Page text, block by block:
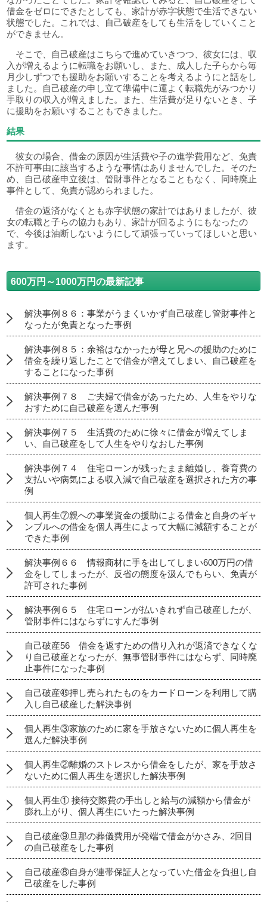
借金をゼロにできたとしても、家計が赤字状態で生活できない
状態でした。これでは、自己破産をしても生活をしていくこと
ができません。
そこで、自己破産はこちらで進めていきつつ、彼女には、収
入が増えるように転職をお願いし、また、成人した子らから毎
月少しずつでも援助をお願いすることを考えるようにと話をし
ました。自己破産の申し立て準備中に運よく転職先がみつかり
手取りの収入が増えました。また、生活費が足りないとき、子
に援助をお願いすることもできました。
結果
彼女の場合、借金の原因が生活費や子の進学費用など、免責
不許可事由に該当するような事情はありませんでした。そのた
め、自己破産申立後は、管財事件となることもなく、同時廃止
事件として、免責が認められました。
借金の返済がなくとも赤字状態の家計ではありましたが、彼
女の転職と子らの協力もあり、家計が回るようにもなったの
で、今後は油断しないようにして頑張っていってほしいと思い
ます。
600万円～1000万円の最新記事
解決事例８６：事業がうまくいかず自己破産し管財事件と
なったが免責となった事例
解決事例８５：余裕はなかったが母と兄への援助のために
借金を繰り返したことで借金が増えてしまい、自己破産を
することになった事例
解決事例７８ ご夫婦で借金があったため、人生をやりな
おすために自己破産を選んだ事例
解決事例７５ 生活費のために徐々に借金が増えてしま
い、自己破産をして人生をやりなおした事例
解決事例７４ 住宅ローンが残ったまま離婚し、養育費の
支払いや病気による収入減で自己破産を選択された方の事
例
個人再生⑦親への事業資金の援助による借金と自身のギャ
ンブルへの借金を個人再生によって大幅に減額することが
できた事例
解決事例６６ 情報商材に手を出してしまい600万円の借
金をしてしまったが、反省の態度を汲んでもらい、免責が
許可された事例
解決事例６５ 住宅ローンが払いきれず自己破産したが、
管財事件にはならずにすんだ事例
自己破産56 借金を返すための借り入れが返済できなくな
り自己破産となったが、無事管財事件にはならず、同時廃
止事件になった事例
自己破産㊺押し売られたものをカードローンを利用して購
入し自己破産した解決事例
個人再生③家族のために家を手放さないために個人再生を
選んだ解決事例
個人再生②離婚のストレスから借金をしたが、家を手放さ
ないために個人再生を選択した解決事例
個人再生① 接待交際費の手出しと給与の減額から借金が
膨れ上がり、個人再生にいたった解決事例
自己破産⑨旦那の葬儀費用が発端で借金がかさみ、2回目
の自己破産をした事例
自己破産⑧自身が連帯保証人となっていた借金を負担し自
己破産をした事例